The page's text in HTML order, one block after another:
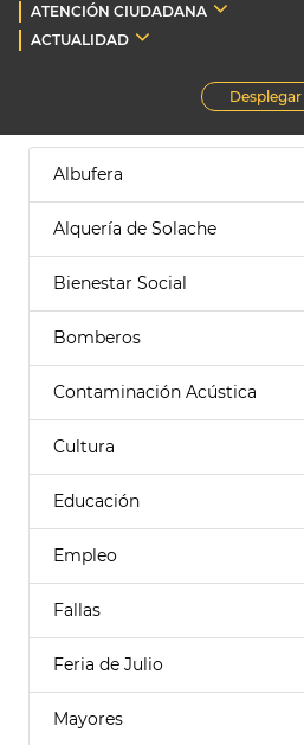
ATENCIÓN CIUDADANA
ACTUALIDAD
Desplegar
Albufera
Alquería de Solache
Bienestar Social
Bomberos
Contaminación Acústica
Cultura
Educación
Empleo
Fallas
Feria de Julio
Mayores